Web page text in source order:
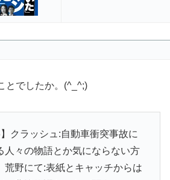
とでしたか。(^_^;)
】クラッシュ:自動車衝突事故に
人々の物語とか気にならない方
野にて:表紙とキャッチからは